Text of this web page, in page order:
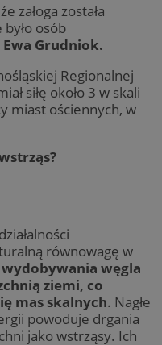
załoga została
osób
Grudniok.
Regionalnej
siłę około 3 w skali
miast ościennych, w
równowagę w
węgla
ziemi, co
mas skalnych. Nagłe
powoduje drgania
jako wstrząsy. Ich